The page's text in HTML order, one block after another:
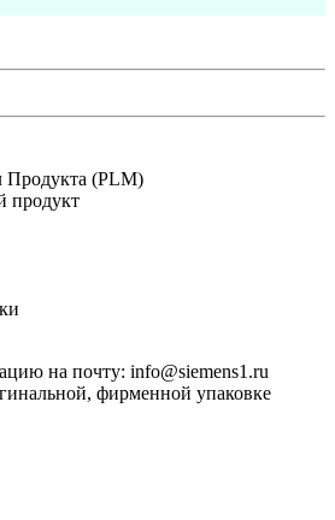
(PLM)
продукт
на почту: info@siemens1.ru
фирменной упаковке